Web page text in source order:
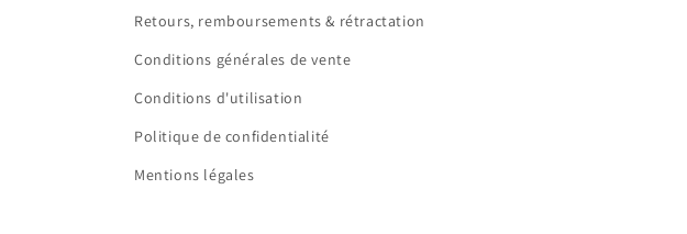
Retours, remboursements & rétractation
Conditions générales de vente
Conditions d'utilisation
Politique de confidentialité
Mentions légales